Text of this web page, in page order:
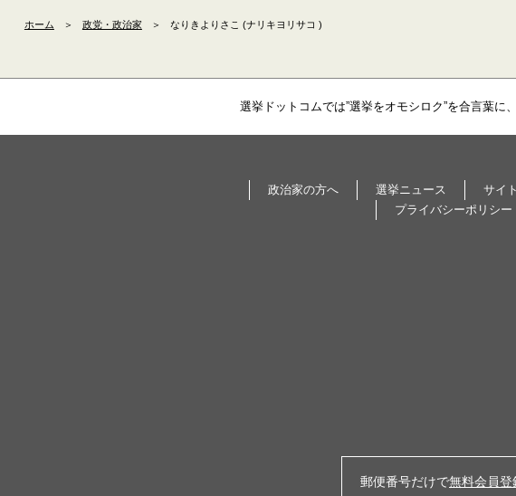
ホーム ＞ 政党・政治家 ＞ なりきよりさこ (ナリキヨリサコ )
選挙ドットコムでは”選挙をオモシロク”を合言葉
政治家の方へ 選挙ニュース サイ
プライバシーポリシー
郵便番号だけで無料会員登